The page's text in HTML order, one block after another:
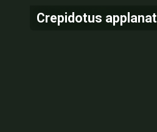
Crepidotus